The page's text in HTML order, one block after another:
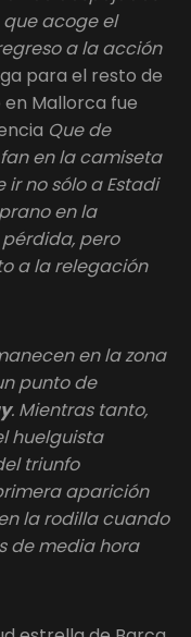
acoge el
a la acción
para el resto de
Mallorca fue
Que de
en la camiseta
no sólo a Estadi
en la
pero
a la relegación
en la zona
punto de
. Mientras tanto,
huelguista
triunfo
aparición
la rodilla cuando
de media hora